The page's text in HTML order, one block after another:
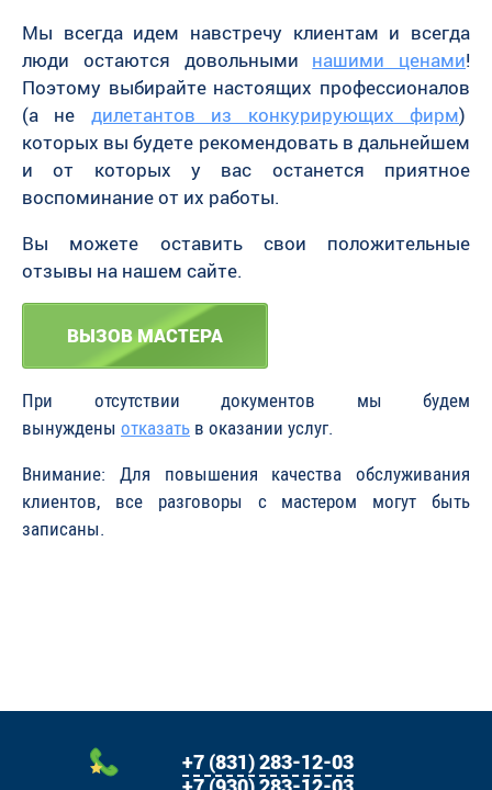
Мы всегда идем навстречу клиентам и всегда
люди остаются довольными
нашими ценами!
Поэтому выбирайте настоящих профессионалов
(а не
дилетантов из конкурирующих фирм)
которых вы будете рекомендовать в дальнейшем
и от которых у вас останется приятное
воспоминание от их работы.
Вы можете оставить свои положительные
отзывы на нашем сайте.
ВЫЗОВ МАСТЕРА
При отсутствии документов мы будем
вынуждены отказать в оказании услуг.
Внимание: Для повышения качества обслуживания
клиентов, все разговоры с мастером могут быть
записаны.
+7 (831) 283-12-03